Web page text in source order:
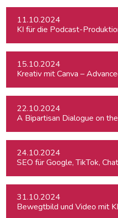
11.10.2024
KI für die Podcast-
15.10.2024
Kreativ mit Canva –
22.10.2024
A Bipartisan Dialogue on
24.10.2024
SEO für Google, TikTok,
31.10.2024
Bewegtbild und Video mit KI